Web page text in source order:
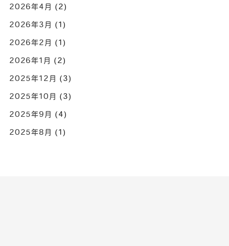
2026年4月 (2)
2026年3月 (1)
2026年2月 (1)
2026年1月 (2)
2025年12月 (3)
2025年10月 (3)
2025年9月 (4)
2025年8月 (1)